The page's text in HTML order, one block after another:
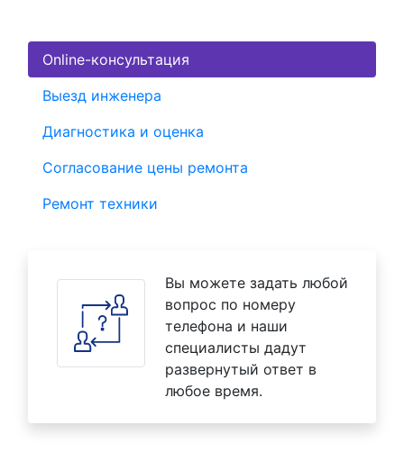
Online-консультация
Выезд инженера
Диагностика и оценка
Согласование цены ремонта
Ремонт техники
Вы можете задать любой
вопрос по номеру
телефона и наши
специалисты дадут
развернутый ответ в
любое время.